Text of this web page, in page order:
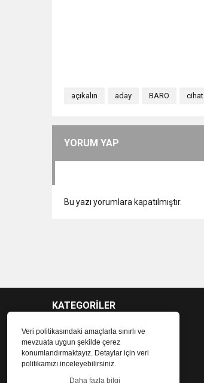
Veri politikasındaki amaçlarla sınırlı ve
mevzuata uygun şekilde çerez
konumlandırmaktayız. Detaylar için veri
politikamızı inceleyebilirsiniz.
Daha fazla bilgi
açıkalın aday BARO cihat
YORUM YAP
Bu yazı yorumlara kapatılmıştır.
KATEGORİLER